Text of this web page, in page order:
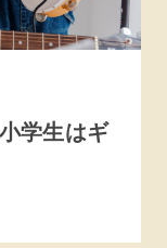
学生はギ